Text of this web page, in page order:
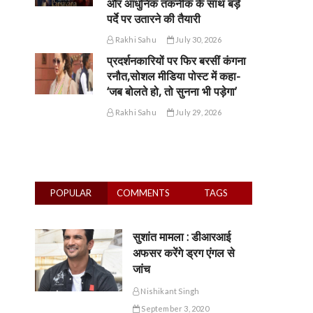
और आधुनिक तकनीक के साथ बड़े
पर्दे पर उतारने की तैयारी
Rakhi Sahu July 30, 2026
प्रदर्शनकारियों पर फिर बरसीं कंगना
रनौत,सोशल मीडिया पोस्ट में कहा-
‘जब बोलते हो, तो सुनना भी पड़ेगा’
Rakhi Sahu July 29, 2026
POPULAR COMMENTS TAGS
सुशांत मामला : डीआरआई
अफसर करेंगे ड्रग एंगल से
जांच
Nishikant Singh
September 3, 2020